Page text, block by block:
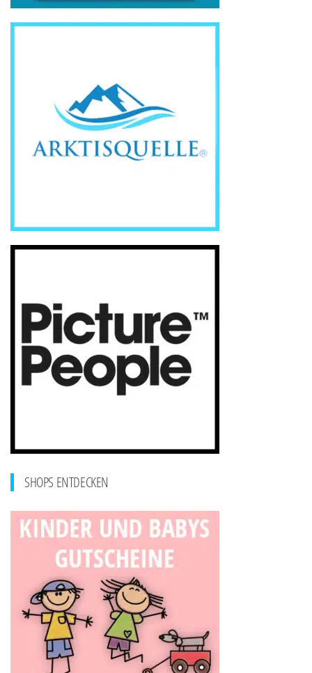
SHOPS ENTDECKEN